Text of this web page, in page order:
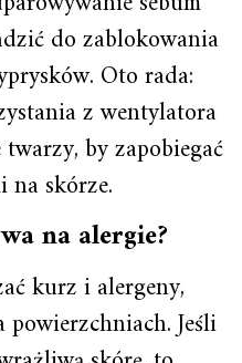
do zablokowania
Oto rada:
z wentylatora
by zapobiegać
na skórze.
na alergie?
kurz i alergeny,
Jeśli